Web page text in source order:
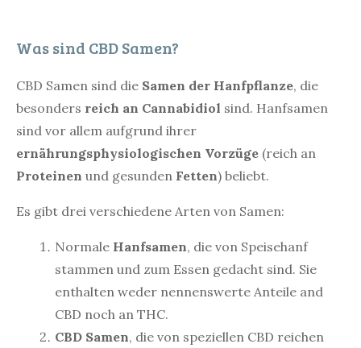
Was sind CBD Samen?
CBD Samen sind die Samen der Hanfpflanze, die
besonders reich an Cannabidiol sind. Hanfsamen
sind vor allem aufgrund ihrer
ernährungsphysiologischen Vorzüge (reich an
Proteinen und gesunden Fetten) beliebt.
Es gibt drei verschiedene Arten von Samen:
Normale Hanfsamen, die von Speisehanf
stammen und zum Essen gedacht sind. Sie
enthalten weder nennenswerte Anteile and
CBD noch an THC.
CBD Samen, die von speziellen CBD reichen